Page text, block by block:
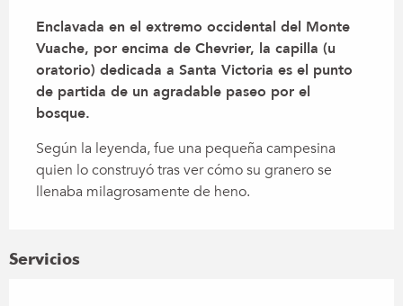
Enclavada en el extremo occidental del Monte
Vuache, por encima de Chevrier, la capilla (u
oratorio) dedicada a Santa Victoria es el punto
de partida de un agradable paseo por el
bosque.
Según la leyenda, fue una pequeña campesina
quien lo construyó tras ver cómo su granero se
llenaba milagrosamente de heno.
Servicios